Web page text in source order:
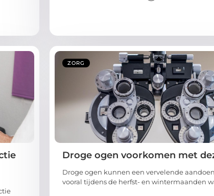
ZORG
Droge ogen voorkomen met
Droge ogen kunnen een vervelende
vooral tijdens de herfst- en wintermaanden